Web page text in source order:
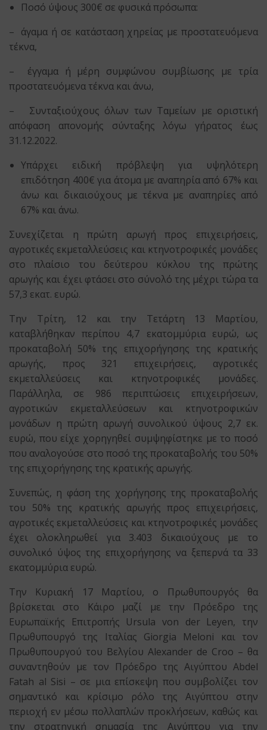
Ποσό ύψους 300€ σε φυσικά πρόσωπα:
– άγαμα ή σε κατάσταση χηρείας με προστατευόμενα
τέκνα,
– έγγαμα ή μέρη συμφώνου συμβίωσης με τρία
προστατευόμενα τέκνα και άνω,
– Συνταξιούχους όλων των Ταμείων με οριστική
απόφαση απονομής σύνταξης λόγω γήρατος έως
31.12.2022.
Υπάρχει ειδική πρόβλεψη για υψηλότερη
επιδότηση 400€ για άτομα με αναπηρία από 67% και
άνω και δικαιούχους με τέκνα με αναπηρίες από
67% και άνω.
Συνεχίζεται η πρώτη αρωγή προς επιχειρήσεις,
αγροτικές εκμεταλλεύσεις και κτηνοτροφικές μονάδες
στο πλαίσιο του δεύτερου κύκλου της πρώτης
αρωγής και έχει φτάσει στο σύνολό της μέχρι τώρα τα
57,3 εκατ. ευρώ.
Την Τρίτη, 12 και την Τετάρτη 13 Μαρτίου,
καταβλήθηκαν περίπου 4,7 εκατομμύρια ευρώ, ως
προκαταβολή 50% της επιχορήγησης της κρατικής
αρωγής, προς 321 επιχειρήσεις, αγροτικές
εκμεταλλεύσεις και κτηνοτροφικές μονάδες.
Παράλληλα, σε 986 περιπτώσεις επιχειρήσεων,
αγροτικών εκμεταλλεύσεων και κτηνοτροφικών
μονάδων η πρώτη αρωγή συνολικού ύψους 2,7 εκ.
ευρώ, που είχε χορηγηθεί συμψηφίστηκε με το ποσό
που αναλογούσε στο ποσό της προκαταβολής του 50%
της επιχορήγησης της κρατικής αρωγής.
Συνεπώς, η φάση της χορήγησης της προκαταβολής
του 50% της κρατικής αρωγής προς επιχειρήσεις,
αγροτικές εκμεταλλεύσεις και κτηνοτροφικές μονάδες
έχει ολοκληρωθεί για 3.403 δικαιούχους με το
συνολικό ύψος της επιχορήγησης να ξεπερνά τα 33
εκατομμύρια ευρώ.
Την Κυριακή 17 Μαρτίου, ο Πρωθυπουργός θα
βρίσκεται στο Κάιρο μαζί με την Πρόεδρο της
Ευρωπαϊκής Επιτροπής Ursula von der Leyen, την
Πρωθυπουργό της Ιταλίας Giorgia Meloni και τον
Πρωθυπουργού του Βελγίου Alexander de Croo – θα
συναντηθούν με τον Πρόεδρο της Αιγύπτου Abdel
Fatah al Sisi – σε μια επίσκεψη που συμβολίζει τον
σημαντικό και κρίσιμο ρόλο της Αιγύπτου στην
περιοχή εν μέσω πολλαπλών προκλήσεων, καθώς και
την στρατηγική σημασία της Αιγύπτου για την